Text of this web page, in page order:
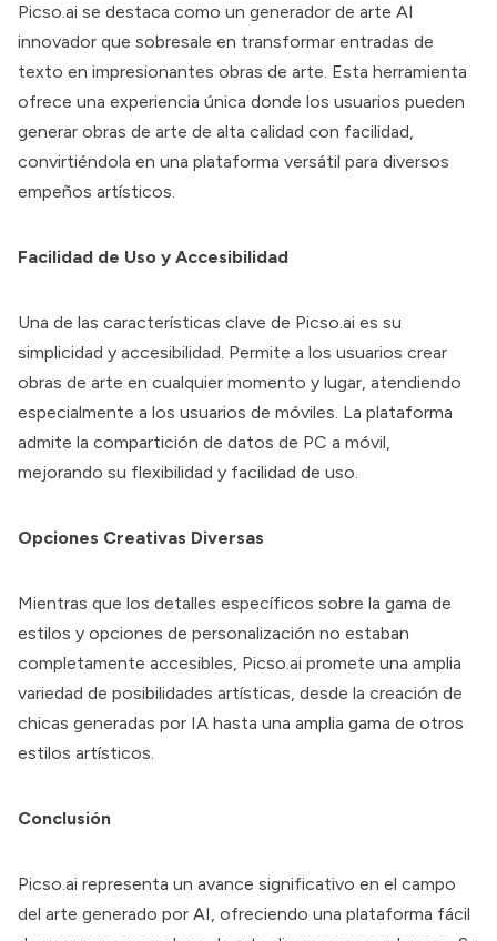
Picso.ai se destaca como un generador de arte AI
innovador que sobresale en transformar entradas de
texto en impresionantes obras de arte. Esta herramienta
ofrece una experiencia única donde los usuarios pueden
generar obras de arte de alta calidad con facilidad,
convirtiéndola en una plataforma versátil para diversos
empeños artísticos.
Facilidad de Uso y Accesibilidad
Una de las características clave de Picso.ai es su
simplicidad y accesibilidad. Permite a los usuarios crear
obras de arte en cualquier momento y lugar, atendiendo
especialmente a los usuarios de móviles. La plataforma
admite la compartición de datos de PC a móvil,
mejorando su flexibilidad y facilidad de uso.
Opciones Creativas Diversas
Mientras que los detalles específicos sobre la gama de
estilos y opciones de personalización no estaban
completamente accesibles, Picso.ai promete una amplia
variedad de posibilidades artísticas, desde la creación de
chicas generadas por IA hasta una amplia gama de otros
estilos artísticos.
Conclusión
Picso.ai representa un avance significativo en el campo
del arte generado por AI, ofreciendo una plataforma fácil